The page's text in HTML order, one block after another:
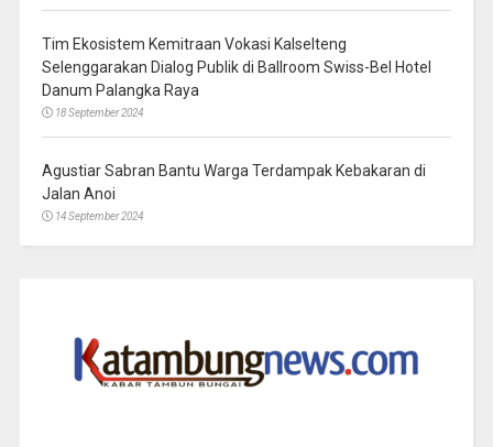
Tim Ekosistem Kemitraan Vokasi Kalselteng
Selenggarakan Dialog Publik di Ballroom Swiss-Bel Hotel
Danum Palangka Raya
18 September 2024
Agustiar Sabran Bantu Warga Terdampak Kebakaran di
Jalan Anoi
14 September 2024